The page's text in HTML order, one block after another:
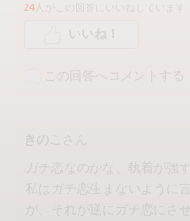
24 人がこの回答にいいねしています
いいね！
この回答へコメントする